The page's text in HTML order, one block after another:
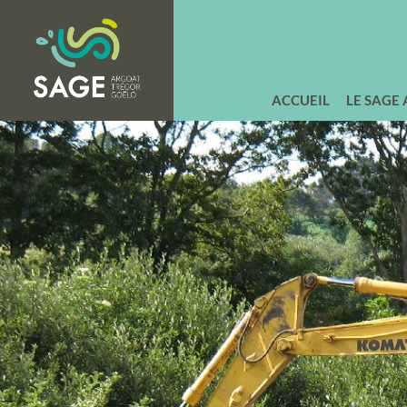
ACCUEIL LE SAGE